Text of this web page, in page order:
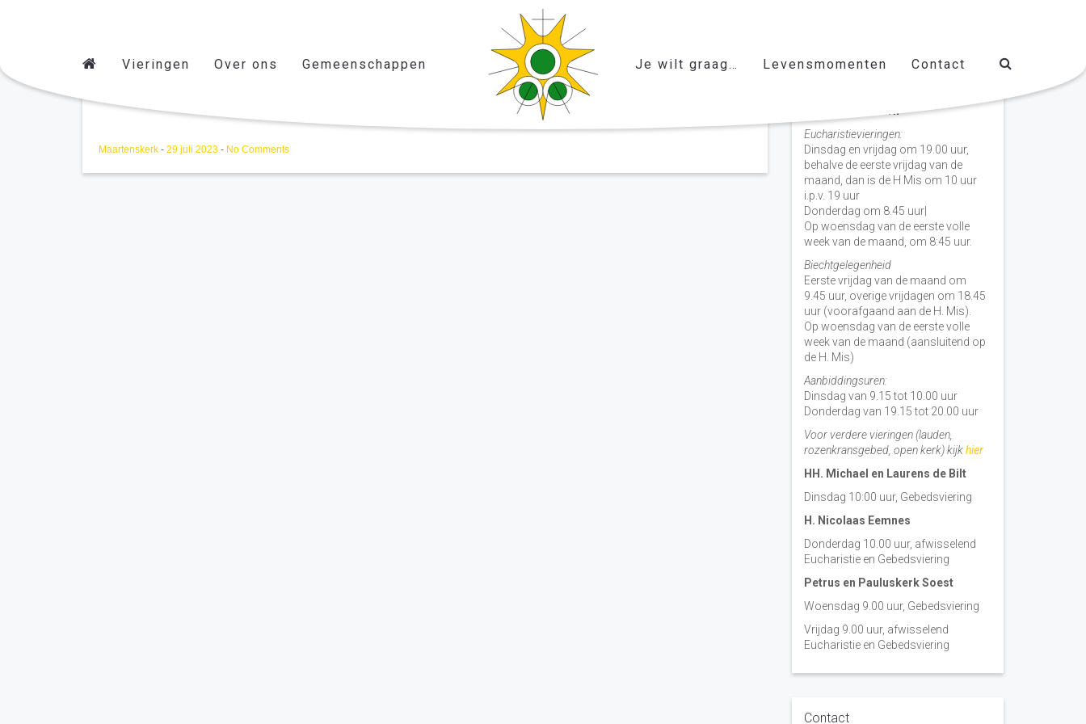
Vieringen Over ons Gemeenschappen Je wilt graag… Levensmomenten Contact
Maartenskerk - 29 juli 2023 - No Comments
Vieringen door de week
H. Nicolaas Baarn
Eucharistievieringen:
Dinsdag en vrijdag om 19.00 uur,
behalve de eerste vrijdag van de
maand, dan is de H Mis om 10 uur
i.p.v. 19 uur
Donderdag om 8.45 uur|
Op woensdag van de eerste volle
week van de maand, om 8:45 uur.
Biechtgelegenheid
Eerste vrijdag van de maand om
9.45 uur, overige vrijdagen om 18.45
uur (voorafgaand aan de H. Mis).
Op woensdag van de eerste volle
week van de maand (aansluitend op
de H. Mis)
Aanbiddingsuren:
Dinsdag van 9.15 tot 10.00 uur
Donderdag van 19.15 tot 20.00 uur
Voor verdere vieringen (lauden,
rozenkransgebed, open kerk) kijkhier
HH. Michael en Laurens de Bilt
Dinsdag 10:00 uur, Gebedsviering
H. Nicolaas Eemnes
Donderdag 10.00 uur, afwisselend
Eucharistie en Gebedsviering
Petrus en Pauluskerk Soest
Woensdag 9.00 uur, Gebedsviering
Vrijdag 9.00 uur, afwisselend
Eucharistie en Gebedsviering
Contact